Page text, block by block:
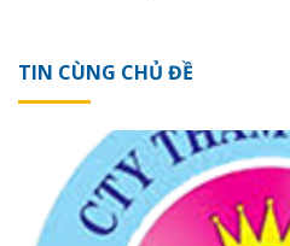
TIN CÙNG CHỦ ĐỀ